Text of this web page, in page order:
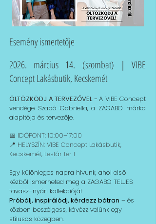
Esemény ismertetője
2026. március 14. (szombat) | VIBE
Concept Lakásbutik, Kecskemét
ÖLTÖZKÖDJ A TERVEZŐVEL - A VIBE Concept
vendége Szabó Gabriella, a ZAGABO márka
alapítója és tervezője.
📅 IDŐPONT: 10:00–17:00
📍 HELYSZÍN: VIBE Concept Lakásbutik,
Kecskemét, Lestár tér 1
Egy különleges napra hívunk, ahol első
kézből ismerheted meg a ZAGABO TELJES
tavasz–nyári kollekcióját.
Próbálj, inspirálódj, kérdezz bátran – és
közben beszélgess, kávézz velünk egy
stílusos közegben.